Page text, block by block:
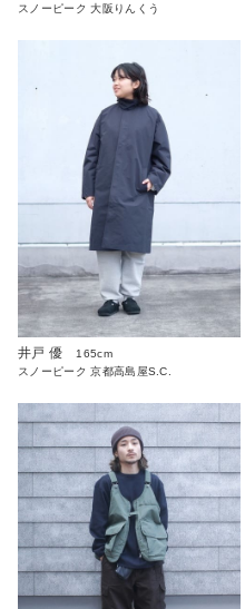
スノーピーク 大阪りんくう
井戸 優
165cm
スノーピーク 京都高島屋S.C.